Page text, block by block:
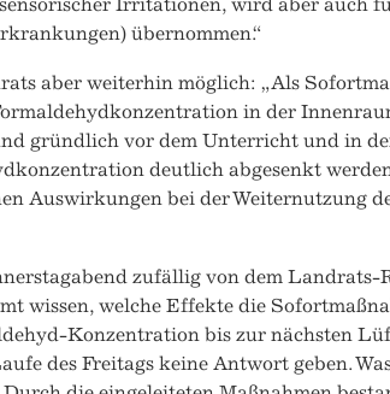
übernommen.“
aber weiterhin möglich: „Als
in der
gründlich vor dem Unterricht und in
deutlich abgesenkt
Auswirkungen bei der Weiternutzung
zufällig von dem
wissen, welche Effekte die
Konzentration bis zur nächsten
des Freitags keine Antwort geben.